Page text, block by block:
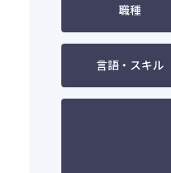
職種
言語・スキル